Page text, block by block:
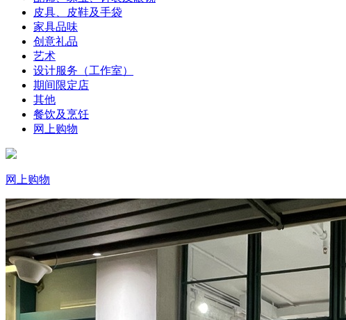
皮具、皮鞋及手袋
家具品味
创意礼品
艺术
设计服务（工作室）
期间限定店
其他
餐饮及烹饪
网上购物
网上购物